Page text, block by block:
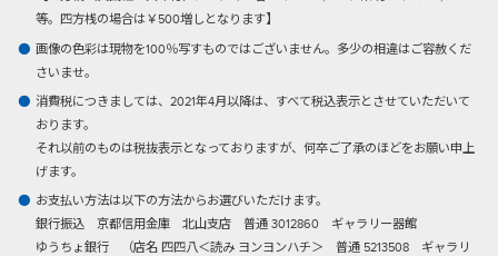
等。四方桟の場合は￥500増しとなります】
画像の色彩は現物を100％写すものではございません。多少の相違はご容赦くだ
さいませ。
消費税につきましては、2021年4月以降は、すべて税込表示とさせていただいて
おります。
それ以前のものは税抜表示となっておりますが、何卒ご了承のほどをお願い申上
げます。
お支払い方法は以下の方法からお選びいただけます。
銀行振込京都信用金庫 北山支店 普通 3012860 ギャラリー器館
ゆうちょ銀行 （店名 四四八＜読み ヨンヨンハチ＞ 普通 5213508 ギャラリ